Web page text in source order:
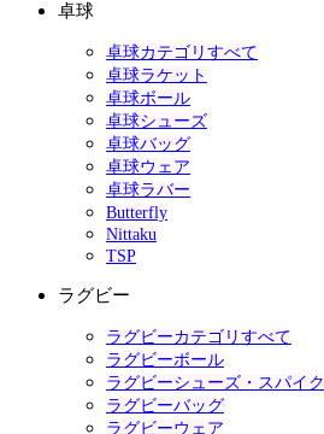
卓球
卓球カテゴリすべて
卓球ラケット
卓球ボール
卓球シューズ
卓球バッグ
卓球ウェア
卓球ラバー
Butterfly
Nittaku
TSP
ラグビー
ラグビーカテゴリすべて
ラグビーボール
ラグビーシューズ・スパイク
ラグビーバッグ
ラグビーウェア